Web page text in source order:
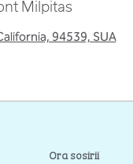
Milpitas
94539, SUA
Ora sosirii